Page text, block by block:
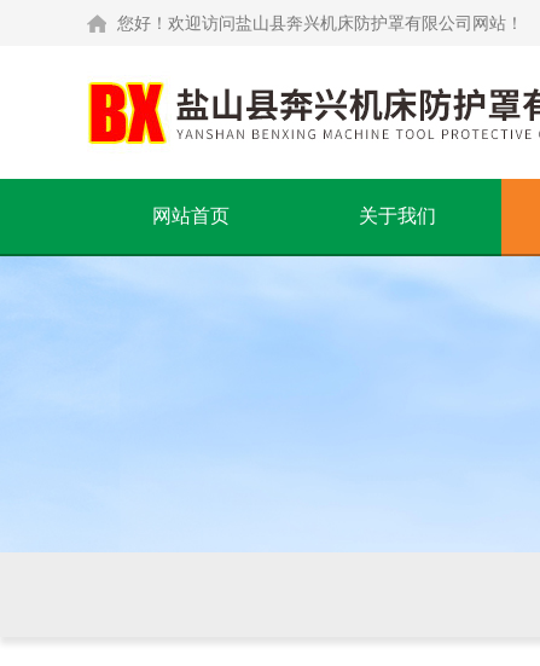
您好！欢迎访问盐山县奔兴机床防护罩有限公司网站！
网站首页 关于我们